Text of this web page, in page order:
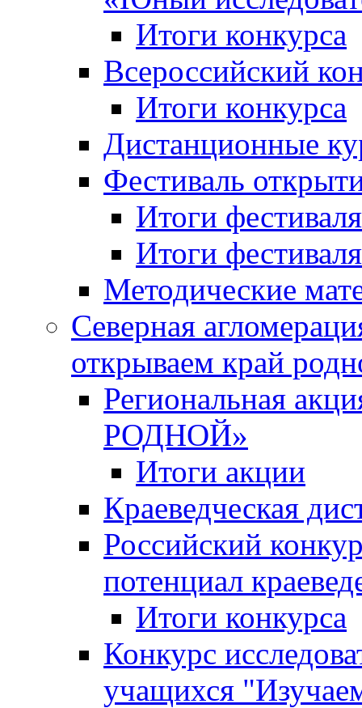
Итоги конкурса
Всероссийский
Итоги конкурса
Дистанционные
Фестиваль
Итоги
Итоги
Методические
Северная
открываем край
Региональная
РОДНОЙ»
Итоги акции
Краеведческая
Российский
потенциал
Итоги конкурса
Конкурс
учащихся